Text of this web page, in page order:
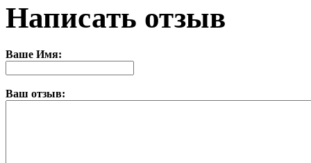
Написать отзыв
Ваше Имя:
Ваш отзыв: